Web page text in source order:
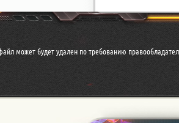
может будет удален по требованию